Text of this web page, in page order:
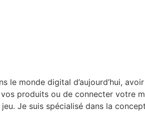
le monde digital d’aujourd’hui,
produits ou de connecter votre
Je suis spécialisé dans la